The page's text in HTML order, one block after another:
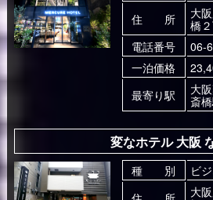
住 所
大
橋
電話番号
06-
一泊価格
最寄り駅
大
斎
変なホテル 大阪
種 別
ビ
大